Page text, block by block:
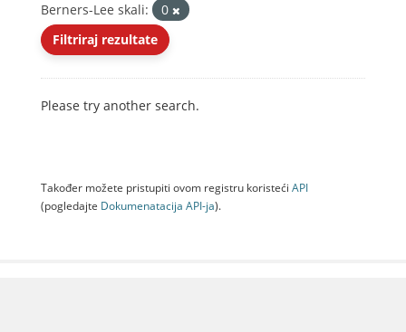
Berners-Lee skali:
0
Filtriraj rezultate
Please try another search.
Također možete pristupiti ovom registru koristeći API
(pogledajte Dokumenаtаcijа API-jа).